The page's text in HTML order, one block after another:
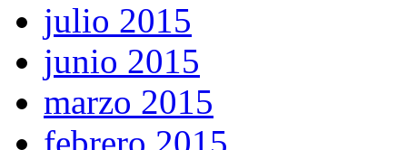
julio 2015
junio 2015
marzo 2015